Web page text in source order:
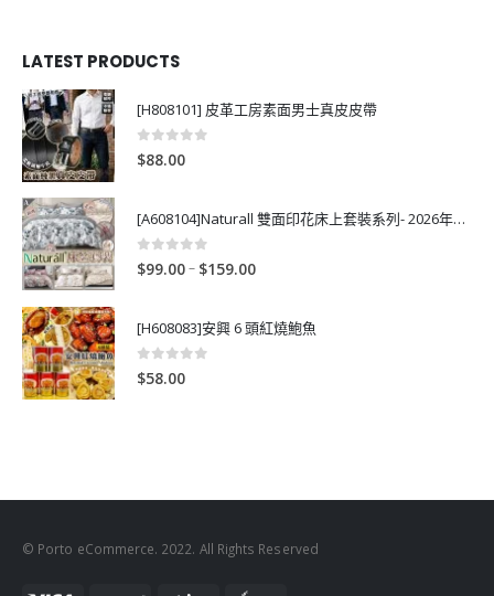
LATEST PRODUCTS
[H808101] 皮革工房素面男士真皮皮帶
0 out of 5
$88.00
[A608104]Naturall 雙面印花床上套裝系列- 2026年秋季新款
0 out of 5
$99.00– $159.00P
c
9
[H608083]安興 6 頭紅燒鮑魚
0out of 5
$58.00
© Porto eCommerce. 2022. All Rights Reserved